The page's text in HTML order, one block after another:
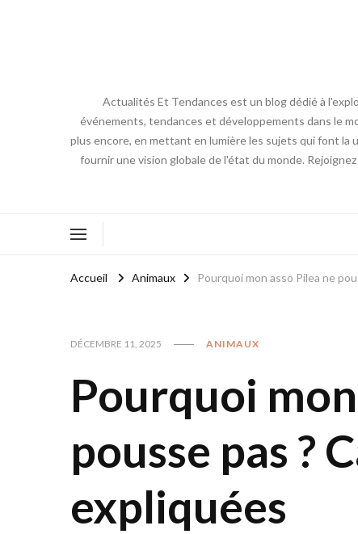
Actualités Et Tendances est un blog dédié à
événements, tendances et développements dans le
plus encore, en mettant en lumière les sujets qui font la
fournir une vision globale de l'état du monde.
Accueil Animaux Pourquoi mon asso Pilea ne
DÉCEMBRE 11, 2025 ANIMAUX
Pourquoi
pousse pas ?
expliquées